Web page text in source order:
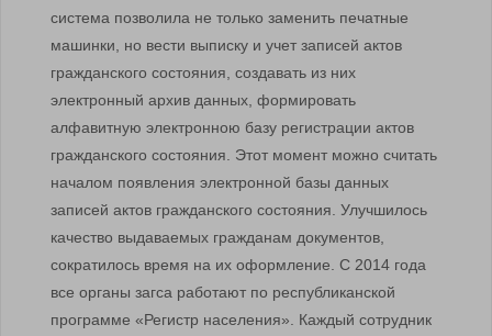
система позволила не только заменить печатные
машинки, но вести выписку и учет записей актов
гражданского состояния, создавать из них
электронный архив данных, формировать
алфавитную электронною базу регистрации актов
гражданского состояния. Этот момент можно считать
началом появления электронной базы данных
записей актов гражданского состояния. Улучшилось
качество выдаваемых гражданам документов,
сократилось время на их оформление. С 2014 года
все органы загса работают по республиканской
программе «Регистр населения». Каждый сотрудник